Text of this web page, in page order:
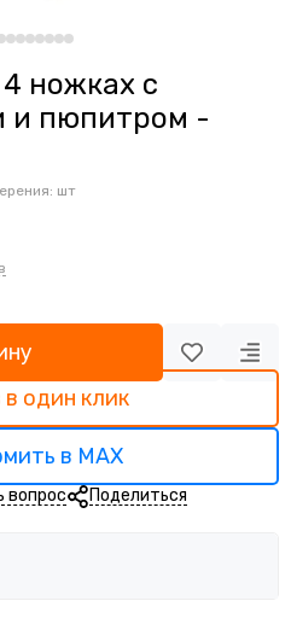
ножках с
и пюпитром -
шт
в один клик
в MAX
вопрос Поделиться